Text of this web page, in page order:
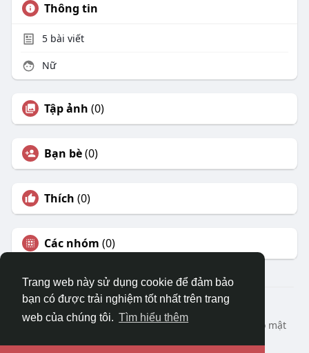
Trang web này sử dụng cookie để đảm bảo
bạn có được trải nghiệm tốt nhất trên trang
web của chúng tôi. Tìm hiểu thêm
Thông tin
5bài viết
Nữ
Tập ảnh (0)
Bạn bè(0)
Thích (0)
Các nhóm (0)
© 2026 DRVIET.COM
Nhà
Bao Quát Liên hệ chúng tôi
Chính sách bảo mật